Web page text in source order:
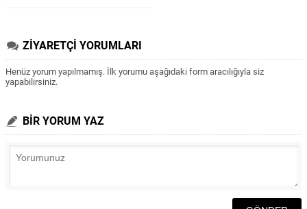
ZİYARETÇİ YORUMLARI
Henüz yorum yapılmamış. İlk yorumu aşağıdaki form aracılığıyla siz
yapabilirsiniz.
BİR YORUM YAZ